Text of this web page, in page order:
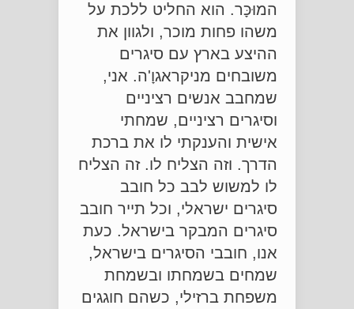
המוּכָּר. הוא החליט ללכת על
משהו פחות מוכר, ולגוון את
ההיצע בארץ עם סיגרים
משובחים מניקראגוָ'ה. אני,
שמחבב אנשים רציניים
וסיגרים רציניים, שמחתי
אישית והענקתי לו את ברכת
הדרך. וזה הצליח לו. זה הצליח
לו למשוש לבב כל חובב
סיגרים ישראלי, וכל תייר חובב
סיגרים המבקר בישראל. כעת
אנו, חובבי הסיגרים בישראל,
שמחים בשמחתו ובשמחת
משפחת ברזילי, כשהם חוגגים